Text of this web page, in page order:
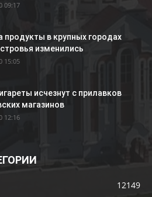
09:17
продукты в крупных городах
изменились
15:05
исчезнут с прилавков
магазинов
12:16
12149